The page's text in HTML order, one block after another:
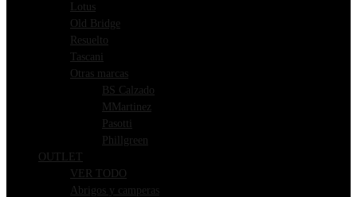
Lotus
Old Bridge
Resuelto
Tascani
Otras marcas
BS Calzado
MMartinez
Pasotti
Phillgreen
OUTLET
VER TODO
Abrigos y camperas